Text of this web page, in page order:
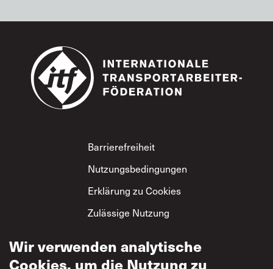
Footer
Barrierefreiheit
Nutzungsbedingungen
Erklärung zu Cookies
Zulässige Nutzung
ITF-
Wir verwenden analytische
Cookies, um die Nutzung zu